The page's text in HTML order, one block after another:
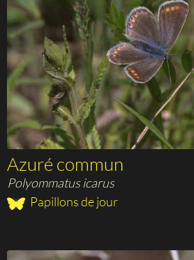
Azuré commun
Polyommatus icarus
Papillons de jour